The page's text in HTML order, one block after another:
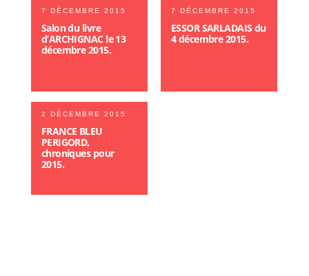
7 DÉCEMBRE 2015
Salon du livre
d’ARCHIGNAC le 13
décembre 2015.
7 DÉCEMBRE 2015
ESSOR SARLADAIS du
4 décembre 2015.
2 DÉCEMBRE 2015
FRANCE BLEU
PERIGORD,
chroniques pour
2015.